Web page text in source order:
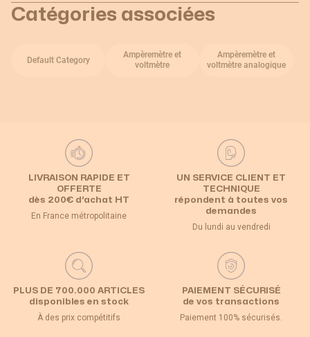
Catégories associées
Default Category
Ampèremètre et
voltmètre
Ampèremètre et
voltmètre analogique
LIVRAISON RAPIDE ET
OFFERTE
dès 200€ d’achat HT
En France métropolitaine
UN SERVICE CLIENT ET
TECHNIQUE
répondent à toutes vos
demandes
Du lundi au vendredi
PLUS DE 700.000 ARTICLES
disponibles en stock
À des prix compétitifs
PAIEMENT SÉCURISÉ
de vos transactions
Paiement 100% sécurisés.